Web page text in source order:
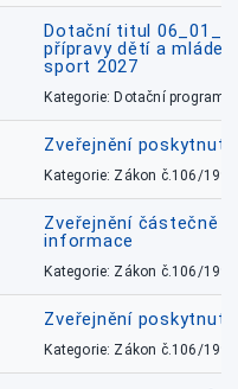
Dotační titul
přípravy dětí a
sport 2027
Kategorie: Dotační
Zveřejnění
Kategorie: Zákon č.106/1999
Zveřejnění částečně
informace
Kategorie: Zákon č.106/1999
Zveřejnění
Kategorie: Zákon č.106/1999